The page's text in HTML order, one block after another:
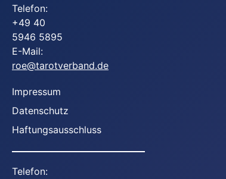
Telefon:
+49 40
5946 5895
E-Mail:
roe@tarotverband.de
Impressum
Datenschutz
Haftungsausschluss
Telefon: